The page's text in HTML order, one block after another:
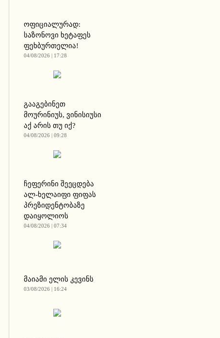
ოფიციალურად:
საზონოვი ხეტაფეს
ფეხბურთელია!
04/08/2026 | 17:28
გააგებინეთ
მოურინიუს, ვინისიუსი
აქ არის თუ იქ?
04/08/2026 | 09:28
ჩეფერინი შეეცდება
ალ-ხელაიფი ფიფას
პრეზიდენტობაზე
დაიყოლიოს
04/08/2026 | 07:34
მაიამი ელის კევინს
03/08/2026 | 16:24